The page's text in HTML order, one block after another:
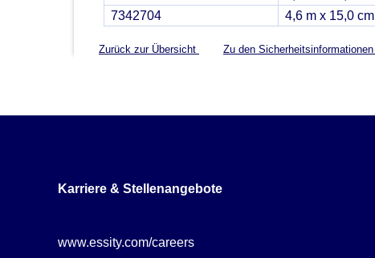
7342704
4,6 m x 15,0 cm
Zurück zur Übersicht Zu den Sicherheitsinformationen
Karriere & Stellenangebote
www.essity.com/careers